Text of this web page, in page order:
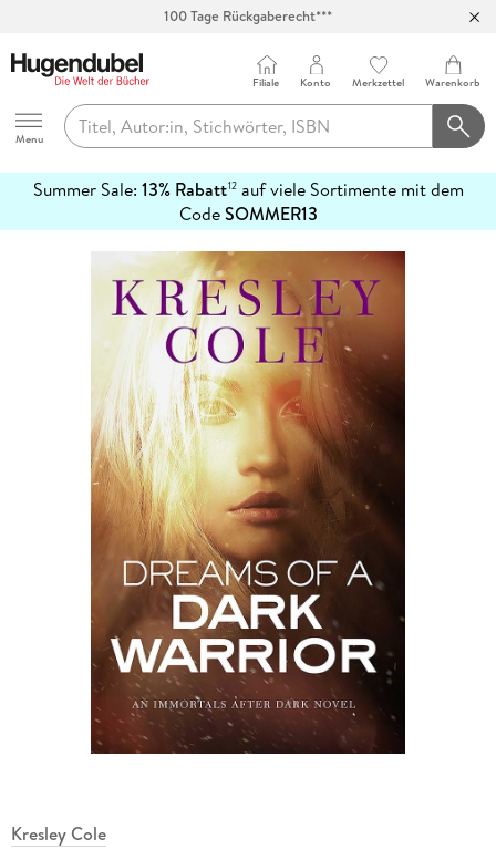
100 Tage Rückgaberecht***
Hugendubel
Menu
Filiale Konto Merkzettel Warenkorb
Summer Sale: 13% Rabatt12auf viele Sortimente mit dem
CodeSOMMER13
erfahren
Kresley Cole